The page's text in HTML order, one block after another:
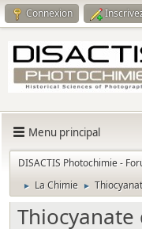
Connexion
Menu principal
DISACTIS Photochimie -
► La Chimie ►